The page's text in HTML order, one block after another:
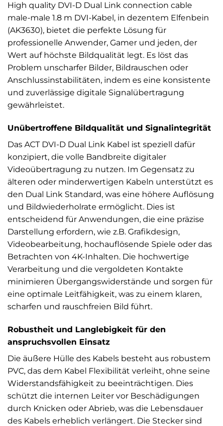
High quality DVI-D Dual Link connection cable
male-male 1.8 m DVI-Kabel, in dezentem Elfenbein
(AK3630), bietet die perfekte Lösung für
professionelle Anwender, Gamer und jeden, der
Wert auf höchste Bildqualität legt. Es löst das
Problem unscharfer Bilder, Bildrauschen oder
Anschlussinstabilitäten, indem es eine konsistente
und zuverlässige digitale Signalübertragung
gewährleistet.
Unübertroffene Bildqualität und Signalintegrität
Das ACT DVI-D Dual Link Kabel ist speziell dafür
konzipiert, die volle Bandbreite digitaler
Videoübertragung zu nutzen. Im Gegensatz zu
älteren oder minderwertigen Kabeln unterstützt es
den Dual Link Standard, was eine höhere Auflösung
und Bildwiederholrate ermöglicht. Dies ist
entscheidend für Anwendungen, die eine präzise
Darstellung erfordern, wie z.B. Grafikdesign,
Videobearbeitung, hochauflösende Spiele oder das
Betrachten von 4K-Inhalten. Die hochwertige
Verarbeitung und die vergoldeten Kontakte
minimieren Übergangswiderstände und sorgen für
eine optimale Leitfähigkeit, was zu einem klaren,
scharfen und rauschfreien Bild führt.
Robustheit und Langlebigkeit für den
anspruchsvollen Einsatz
Die äußere Hülle des Kabels besteht aus robustem
PVC, das dem Kabel Flexibilität verleiht, ohne seine
Widerstandsfähigkeit zu beeinträchtigen. Dies
schützt die internen Leiter vor Beschädigungen
durch Knicken oder Abrieb, was die Lebensdauer
des Kabels erheblich verlängert. Die Stecker sind